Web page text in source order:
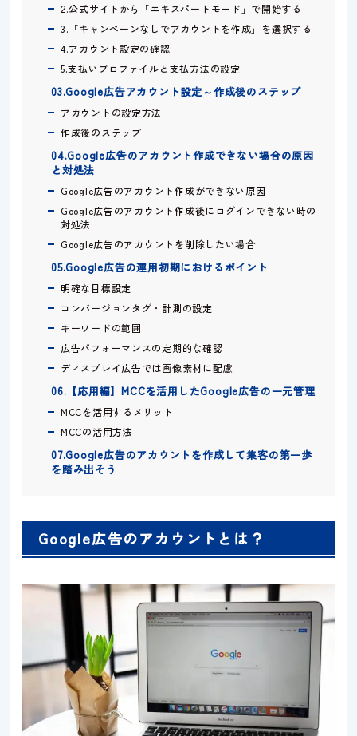
2.公式サイトから「エキスパートモード」で開始する
3.「キャンペーンなしでアカウントを作成」を選択する
4.アカウント設定の確認
5.支払いプロファイルと支払方法の設定
03.Google広告アカウント設定～作成後のステップ
アカウントの設定方法
作成後のステップ
04.Google広告のアカウント作成できない場合の原因
と対処法
Google広告のアカウント作成ができない原因
Google広告のアカウント作成後にログインできない時の
対処法
Google広告のアカウントを削除したい場合
05.Google広告の運用初期におけるポイント
明確な目標設定
コンバージョンタグ・計測の設定
キーワードの範囲
広告パフォーマンスの定期的な確認
ディスプレイ広告では画像素材に配慮
06.【応用編】MCCを活用したGoogle広告の一元管理
MCCを活用するメリット
MCCの活用方法
07.Google広告のアカウントを作成して集客の第一歩
を踏み出そう
Google広告のアカウントとは？